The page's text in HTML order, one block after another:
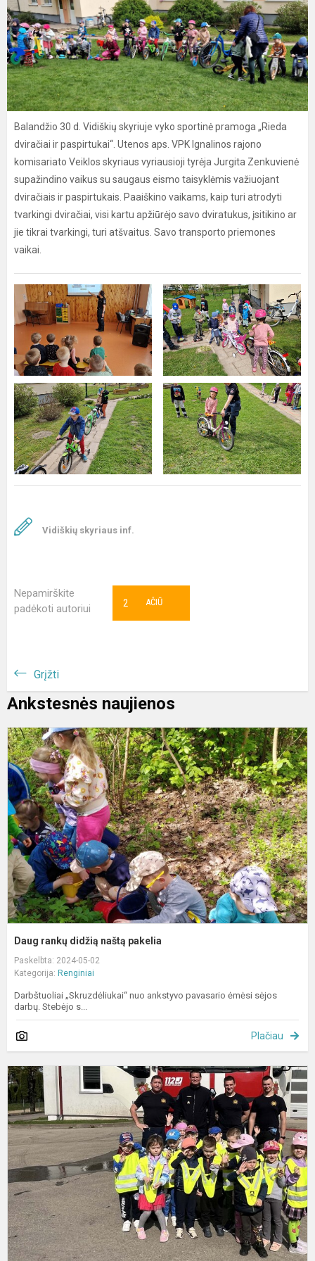
Balandžio 30 d. Vidiškių skyriuje vyko sportinė pramoga „Rieda
dviračiai ir paspirtukai“. Utenos aps. VPK Ignalinos rajono
komisariato Veiklos skyriaus vyriausioji tyrėja Jurgita Zenkuvienė
supažindino vaikus su saugaus eismo taisyklėmis važiuojant
dviračiais ir paspirtukais. Paaiškino vaikams, kaip turi atrodyti
tvarkingi dviračiai, visi kartu apžiūrėjo savo dviratukus, įsitikino ar
jie tikrai tvarkingi, turi atšvaitus. Savo transporto priemones
vaikai.
Vidiškių skyriaus inf.
Nepamirškite
padėkoti autoriui
AČIŪ
2
Grįžti
Ankstesnės naujienos
Daug rankų didžią naštą pakelia
Paskelbta: 2024-05-02
Kategorija: Renginiai
Darbštuoliai „Skruzdėliukai“ nuo ankstyvo pavasario ėmėsi sėjos
darbų. Stebėjo s...
Plačiau